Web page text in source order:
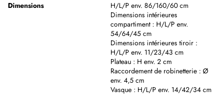
Dimensions
H/L/P env. 86/160/60 cm
Dimensions intérieures
compartiment : H/L/P env.
54/64/45 cm
Dimensions intérieures tiroir :
H/L/P env. 11/23/43 cm
Plateau : H env. 2 cm
Raccordement de robinetterie : Ø
env. 4,5 cm
Vasque : H/L/P env. 14/42/34 cm